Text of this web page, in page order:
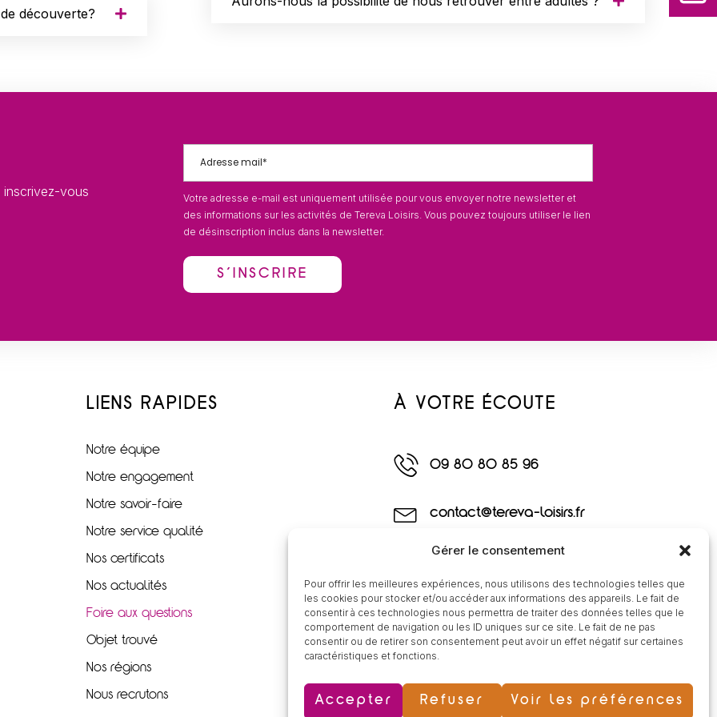
Gérer le consentement
Pour offrir les meilleures expériences, nous utilisons des technologies telles que
les cookies pour stocker et/ou accéder aux informations des appareils. Le fait de
consentir à ces technologies nous permettra de traiter des données telles que le
comportement de navigation ou les ID uniques sur ce site. Le fait de ne pas
consentir ou de retirer son consentement peut avoir un effet négatif sur certaines
caractéristiques et fonctions.
Accepter Refuser Voir les préférences
découverte?
inscrivez-vous
Votre adresse e-mail est uniquement utilisée pour vous envoyer notre newsletter et
des informations sur les activités de Tereva Loisirs. Vous pouvez toujours utiliser le lien
de désinscription inclus dans la newsletter.
LIENS RAPIDES
Notre équipe
Notre engagement
Notre savoir-faire
Notre service qualité
Nos certificats
Nos actualités
Foire aux questions
Objet trouvé
Nos régions
Nous recrutons
À VOTRE ÉCOUTE
09 80 80 85 96
contact@tereva-loisirs.fr